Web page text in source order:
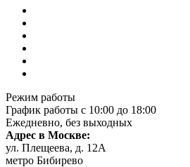
Режим работы
График работы с 10:00 до 18:00
Ежедневно, без выходных
Адрес в Москве:
ул. Плещеева, д. 12А
метро Бибирево